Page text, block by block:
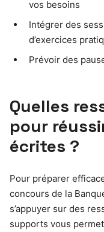
vos besoins
Intégrer des
d’exercices
Prévoir des
Quelles
pour
écrites ?
Pour préparer
concours de la
s’appuyer sur des
supports vous